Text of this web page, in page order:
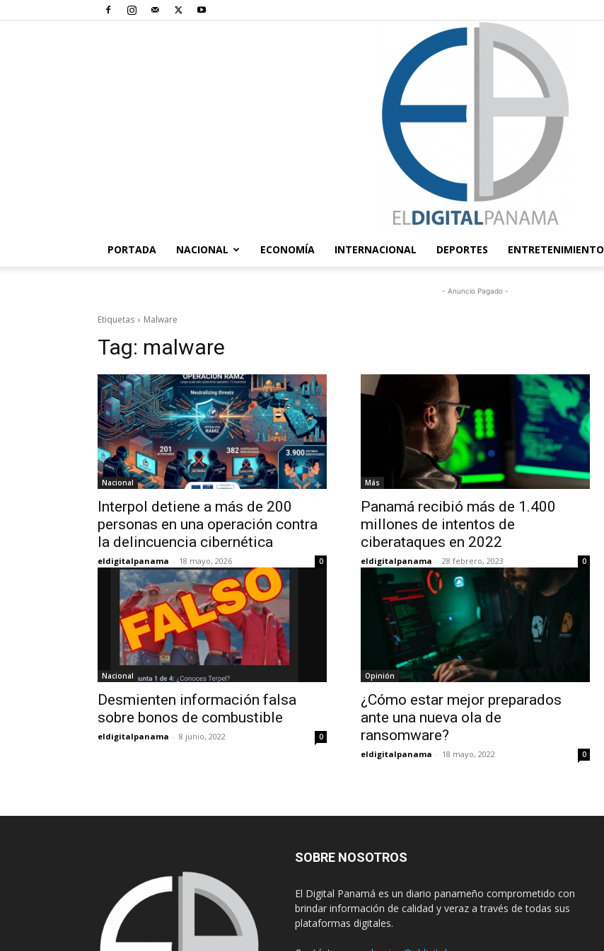
Panamá
PORTADA NACIONAL ECONOMÍA INTERNACIONAL DEPORTES ENTRETENIMIENTO
- Anuncio Pagado -
Etiquetas Malware
Tag: malware
Nacional
Interpol detiene a más de 200
personas en una operación contra
la delincuencia cibernética
eldigitalpanama - 18 mayo, 2026 0
Más
Panamá recibió más de 1.400
millones de intentos de
ciberataques en 2022
eldigitalpanama - 28 febrero, 2023 0
Nacional
Desmienten información falsa
sobre bonos de combustible
eldigitalpanama - 8 junio, 2022 0
Opinión
¿Cómo estar mejor preparados
ante una nueva ola de
ransomware?
eldigitalpanama - 18 mayo, 2022 0
SOBRE NOSOTROS
El Digital Panamá es un diario panameño comprometido con
brindar información de calidad y veraz a través de todas sus
plataformas digitales.